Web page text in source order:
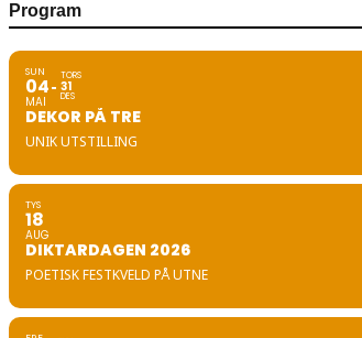
Program
SUN
04
MAI
TORS
31
DES
DEKOR PÅ TRE
UNIK UTSTILLING
TYS
18
AUG
DIKTARDAGEN 2026
POETISK FESTKVELD PÅ UTNE